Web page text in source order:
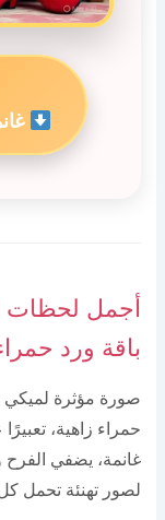
أجمل لحظات
باقة ورد
صورة مؤثرة لميكي
حمراء زاهية،
غانمة، يضفي الفرح
لصور تهنئة تحمل